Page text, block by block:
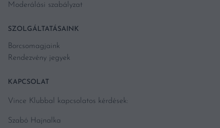
Moderálási szabályzat
SZOLGÁLTATÁSAINK
Borcsomagjaink
Rendezvény jegyek
KAPCSOLAT
Vince Klubbal kapcsolatos kérdések:
Szabó Hajnalka